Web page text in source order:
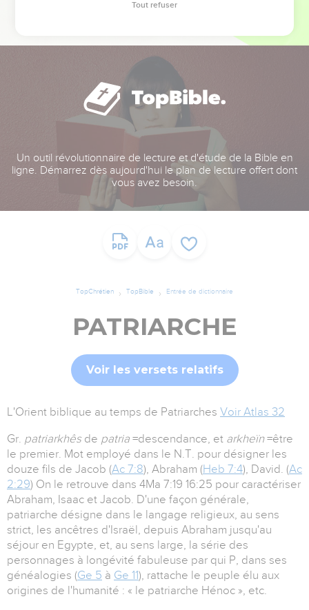
Un outil révolutionnaire de lecture et d'étude de la Bible en
ligne. Démarrez dès aujourd'hui le plan de lecture offert dont
vous avez besoin.
TopChrétien TopBible Entrée de dictionnaire
PATRIARCHE
Voir les versets relatifs
L'Orient biblique au temps de Patriarches Voir Atlas 32
Gr. patriarkhês de patria =descendance, et arkheïn=être
le premier. Mot employé dans le N.T. pour désigner les
douze fils de Jacob (Ac 7:8), Abraham (Heb 7:4), David. (Ac
2:29) On le retrouve dans 4Ma 7:19 16:25 pour caractériser
Abraham, Isaac et Jacob. D'une façon générale,
patriarche désigne dans le langage religieux, au sens
strict, les ancêtres d'Israël, depuis Abraham jusqu'au
séjour en Egypte, et, au sens large, la série des
personnages à longévité fabuleuse par qui P, dans ses
généalogies (Ge 5 à Ge 11), rattache le peuple élu aux
origines de l'humanité : « le patriarche Hénoc », etc.
Tout refuser